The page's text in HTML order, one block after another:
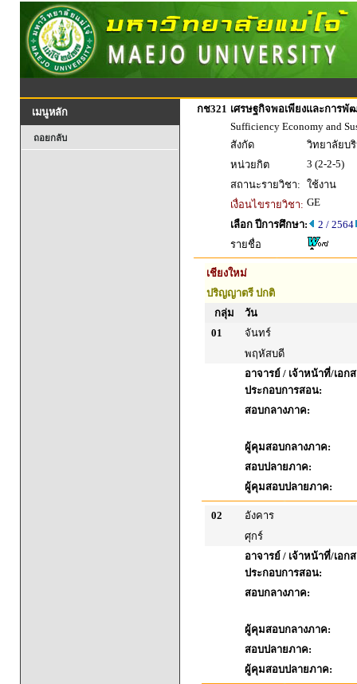
เมนูหลัก
ถอยกลับ
กช321 เศรษฐกิจพอเพียงและการพั
Sufficiency Economy and
สังกัด
วิทยาลัยบ
หน่วยกิต
3 (2-2-5)
สถานะรายวิชา: ใช้งาน
เงื่อนไขรายวิชา: GE
เลือก ปีการศึกษา:
2 / 2564
รายชื่อ
เชียงใหม่
ปริญญาตรี ปกติ
กลุ่ม
วัน
01
จันทร์
พฤหัสบดี
อาจารย์ / เจ้าหน้าที่/เอก
ประกอบการสอน:
สอบกลางภาค:
ผู้คุมสอบกลางภาค:
สอบปลายภาค:
ผู้คุมสอบปลายภาค:
02
อังคาร
ศุกร์
อาจารย์ / เจ้าหน้าที่/เอก
ประกอบการสอน:
สอบกลางภาค:
ผู้คุมสอบกลางภาค:
สอบปลายภาค:
ผู้คุมสอบปลายภาค: